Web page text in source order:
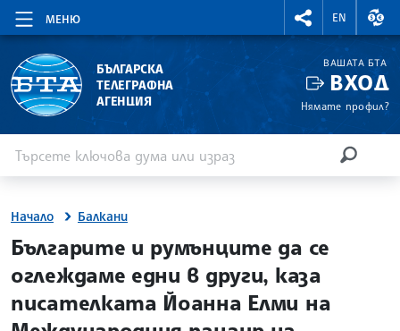
МЕНЮ EN
БЪЛГАРСКА
ТЕЛЕГРАФНА
АГЕНЦИЯ
ВАШАТА БТА
ВХОД
Нямате профил?
Начало Балкани
site.bta
Българите и румънците да се
оглеждаме едни в други, каза
писателката Йоанна Елми на